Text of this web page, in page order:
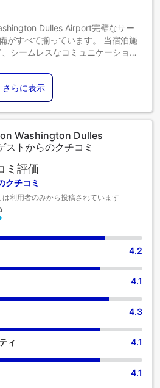
Dulles Airport完璧なサー
がすべて揃っています。 当宿泊施
シームレスなコミュニケーション
す。 当宿泊施設で提供される交通
ンドン（VA）観光がより手軽にな
のお客様には、駐車場をご用意し
宿泊施設では、お客様のご滞在
供しています。 客室での設備・サ
があり、くつろいで滞在を満喫す
施設は完全禁煙です。当宿泊施設
すべての便利な設備が整っており
コンやリネンのサービスが備わっ
滞在をお楽しみください。一部の
ミング、日刊紙またはテレビが備
を楽しませてくれるでしょう。一
茶を淹れるのに必要なものがすべ
渇きを潤すことができます。客室
設内にあるカフェで美味しいコー
の喜びを体験しましょう。施設内
くて利用しやすい食事を選ぶこと
ら解放されます！当宿泊施設のエ
。 ご滞在中は、魅力的なアクティ
しみいただけます。自分へのご褒
残るひとときをお過ごしくださ
ネスセンターを、日課のエクササ
さらに表示
Washington Dulles
トからのクチコミ
ミ評価
クチコミ
は利用者のみから投稿されています
4.2
4.1
4.3
ィ 4.1
4.1